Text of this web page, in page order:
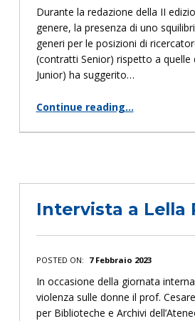
Durante la redazione della II
genere, la presenza di uno
generi per le posizioni di
(contratti Senior) rispetto a quelle
Junior) ha suggerito…
Continue reading…
Intervista a Lella
POSTED ON: 7 Febbraio 2023
In occasione della giornata
violenza sulle donne il prof.
per Biblioteche e Archivi